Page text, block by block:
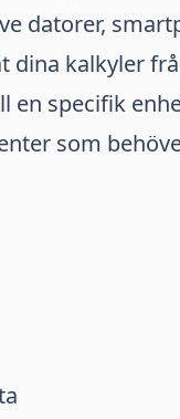
datorer,
dina kalkyler
en specifik
som